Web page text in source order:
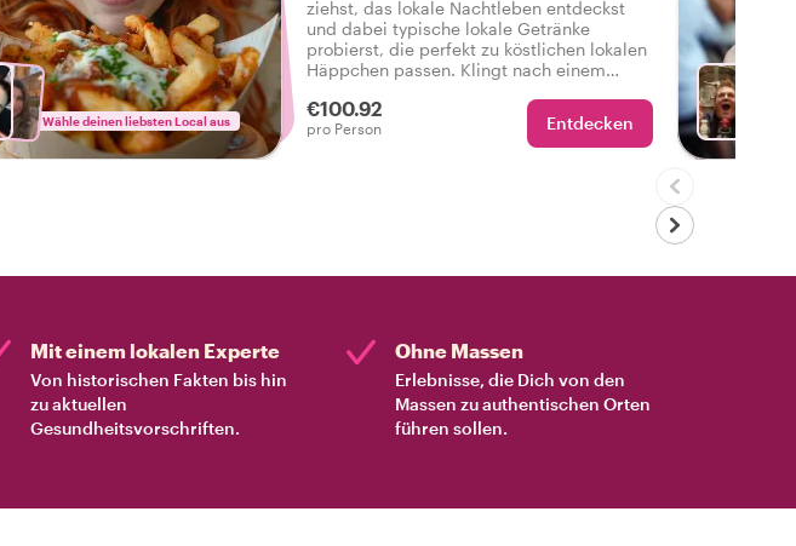
Wähle deinen liebsten Local aus
ziehst, das lokale Nachtleben entdeckst
und dabei typische lokale Getränke
probierst, die perfekt zu köstlichen lokalen
Häppchen passen. Klingt nach einem
lokalen Nachtleben-Experten an und
entdecke, wie die Einheimischen in
€100.92
pro Person Entdecken
Mit einem lokalen Experte
Von historischen Fakten bis hin
zu aktuellen
Gesundheitsvorschriften.
Ohne Massen
Erlebnisse, die Dich von den
Massen zu authentischen Orten
führen sollen.